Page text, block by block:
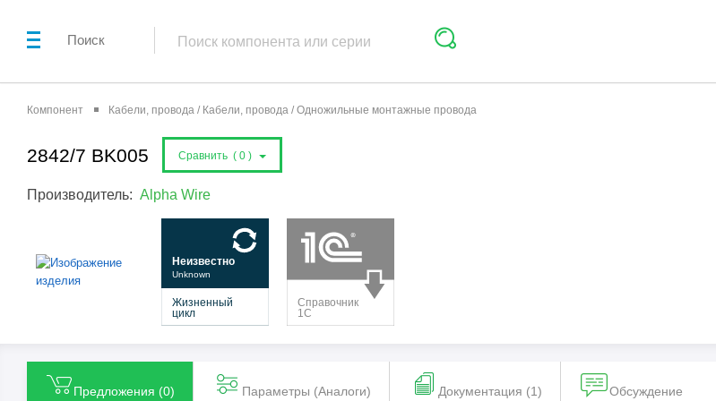
Поиск
Компонент Кабели, провода / Кабели, провода / Одножильные монтажные провода
2842/7 BK005 Сравнить ( 0 )
Производитель: Alpha Wire
Предложения (0) Параметры (Aналоги) Документация (1) Обсуждение